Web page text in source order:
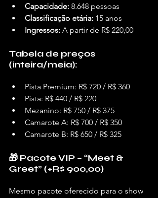
Capacidade: 8.648 pessoas
Classificação etária: 15 anos
Ingressos: A partir de R$ 220,00
Tabela de preços
(inteira/meia):
Pista Premium: R$ 720 / R$ 360
Pista: R$ 440 / R$ 220
Mezanino: R$ 750 / R$ 375
Camarote A: R$ 700 / R$ 350
Camarote B: R$ 650 / R$ 325
🎁 Pacote VIP – “Meet &
Greet” (+R$ 900,00)
Mesmo pacote oferecido para o show